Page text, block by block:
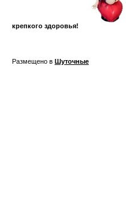
крепкого здоровья!
Размещено в Шуточные